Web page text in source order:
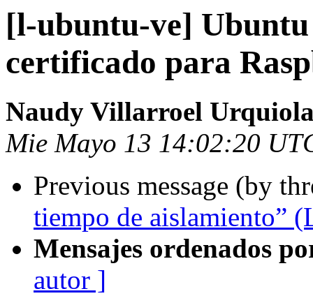
[l-ubuntu-ve] Ubuntu
certificado para
Naudy Villarroel
Mie Mayo 13 14:02:20
Previous message (by
tiempo de aislamiento”
Mensajes ordenados
autor ]